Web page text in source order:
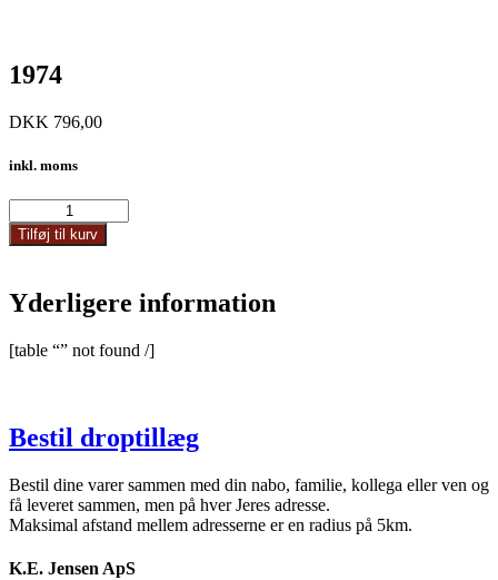
1974
DKK 796,00
inkl. moms
antal
Tilføj til kurv
Yderligere information
[table “” not found /]
Bestil droptillæg
Bestil dine varer sammen med din nabo, familie, kollega eller ven og
få leveret sammen, men på hver Jeres adresse.
Maksimal afstand mellem adresserne er en radius på 5km.
K.E. Jensen ApS